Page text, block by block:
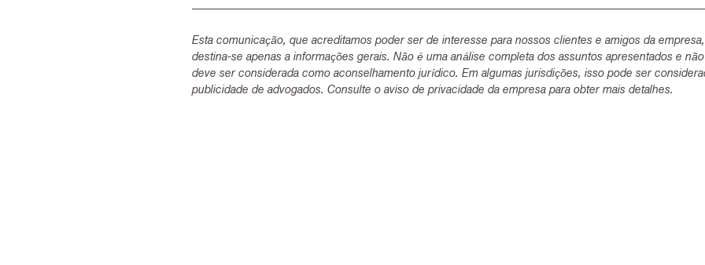
Esta comunicação, que acreditamos poder ser de interesse para nossos clientes e amigos da empresa,
destina-se apenas a informações gerais. Não é uma análise completa dos assuntos apresentados e não
deve ser considerada como aconselhamento jurídico. Em algumas jurisdições, isso pode ser
publicidade de advogados. Consulte o aviso de privacidade da empresa para obter mais detalhes.